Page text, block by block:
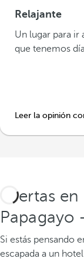
Relajante
Un lugar para ir
que tenemos
Leer la opinión
Ofertas
Papagayo
Si estás pensando
escapada a un